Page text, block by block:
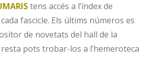
tens accés a l’índex de
fascicle. Els últims números es
de novetats del hall de la
pots trobar-los a l’hemeroteca